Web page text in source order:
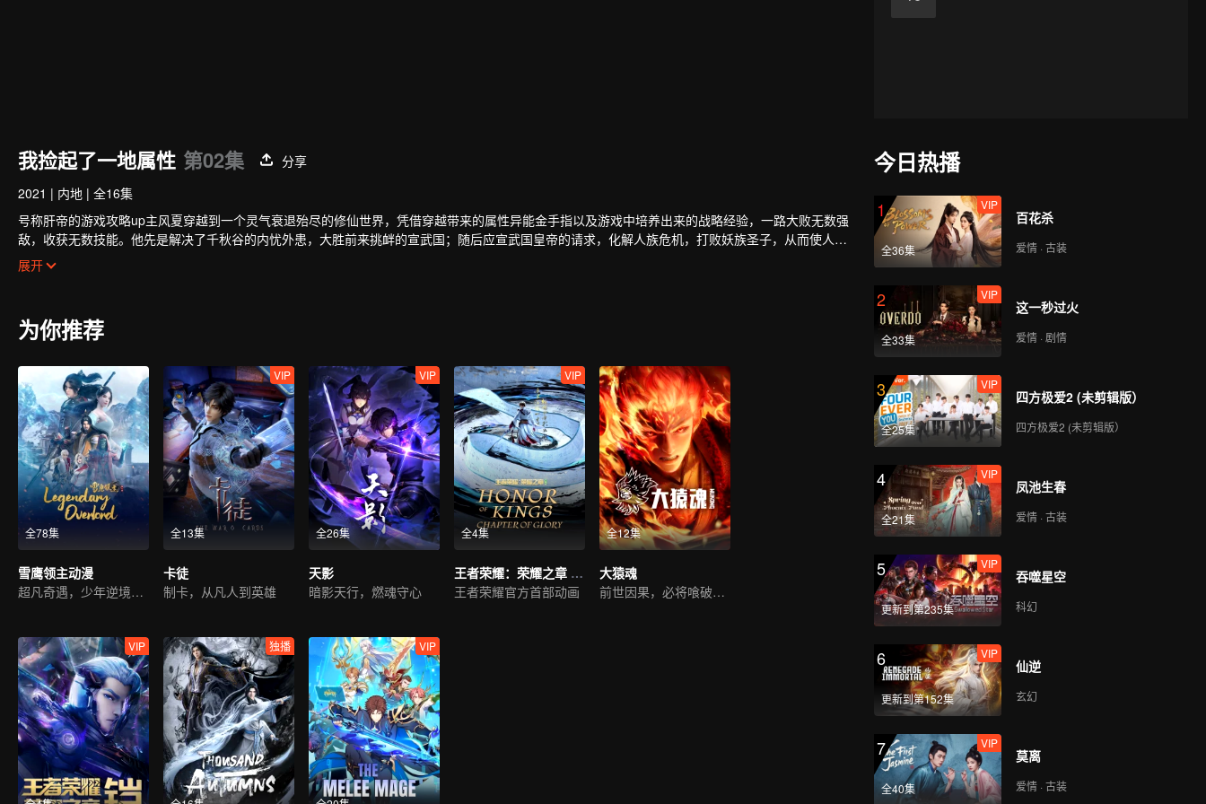
我捡起了一地属性 第02集
分享
2021 | 内地 | 全16集
号称肝帝的游戏攻略up主风夏穿越到一个灵气衰退殆尽的修仙世界，凭借穿越带来的属性异能金手指以及游戏中培养出来的战略经验，一路大败无数强
敌，收获无数技能。他先是解决了千秋谷的内忧外患，大胜前来挑衅的宣武国；随后应宣武国皇帝的请求，化解人族危机，打败妖族圣子，从而使人族
免于妖族的迫害，并复苏了玄元世界的天地灵气；玄元世界灵气复苏后，界外势力将玄元世界视为一块肥肉，开始抢夺。为保此界安宁，风夏与尘海老
祖携手弑神，守护住了世界和平；但尘海老祖却因此不幸身逝，为找到使尘海老祖复生的办法，风夏最终踏上了成神之路。
展开
为你推荐
全78集
雪鹰领主动漫
超凡奇遇，少年逆境重生
全13集
VIP
卡徒
制卡，从凡人到英雄
全26集
VIP
天影
暗影天行，燃魂守心
全4集
VIP
王者荣耀：荣耀之章 碎月篇
王者荣耀官方首部动画
全12集
大猿魂
前世因果，必将喰破苍穹
VIP 独播 VIP
今日热播
1
全36集
VIP
百花杀
爱情 · 古装
2
全33集
VIP
这一秒过火
爱情 · 剧情
3
全25集
VIP
四方极爱2 (未剪辑版）
四方极爱2 (未剪辑版）
4
全21集
VIP
凤池生春
爱情 · 古装
5
更新到第235集
VIP
吞噬星空
科幻
6
更新到第152集
VIP
仙逆
玄幻
7
全40集
VIP
莫离
爱情 · 古装